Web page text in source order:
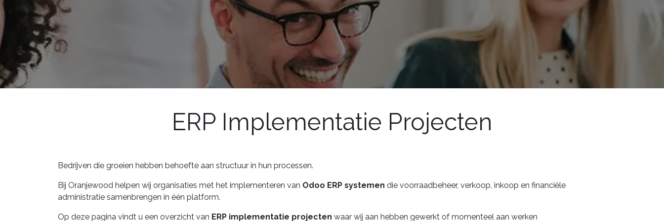
ERP Implementatie Projecten
Bedrijven die groeien hebben behoefte aan structuur in hun processen.
Bij Oranjewood helpen wij organisaties met het implementeren van Odoo ERP systemen die voorraadbeheer, verkoop, inkoop en financiële
administratie samenbrengen in één platform.
Op deze pagina vindt u een overzicht van ERP implementatie projecten waar wij aan hebben gewerkt of momenteel aan werken